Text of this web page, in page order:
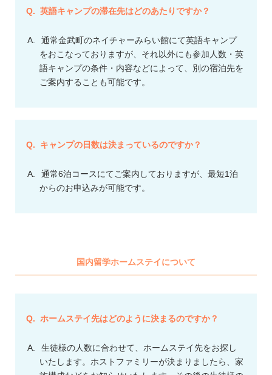
英語キャンプの滞在先はどのあたりですか？
通常金武町のネイチャーみらい館にて英語キャンプ
をおこなっておりますが、それ以外にも参加人数・英
語キャンプの条件・内容などによって、別の宿泊先を
ご案内することも可能です。
キャンプの日数は決まっているのですか？
通常6泊コースにてご案内しておりますが、最短1泊
からのお申込みが可能です。
国内留学ホームステイについて
ホームステイ先はどのように決まるのですか？
生徒様の人数に合わせて、ホームステイ先をお探し
いたします。ホストファミリーが決まりましたら、家